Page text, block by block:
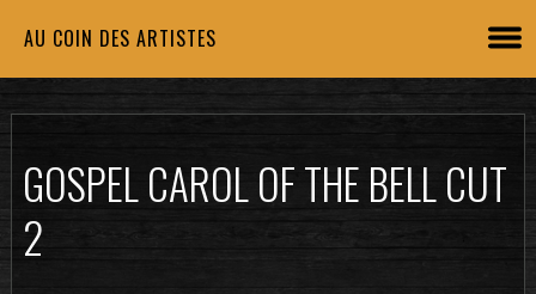
AU COIN DES ARTISTES
GOSPEL CAROL OF THE BELL CUT
2